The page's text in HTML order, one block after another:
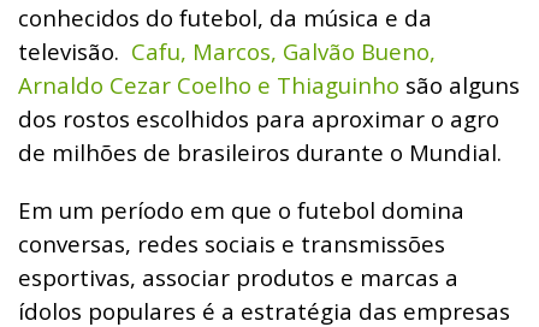
conhecidos do futebol, da música e da
televisão. Cafu, Marcos, Galvão Bueno,
Arnaldo Cezar Coelho e Thiaguinho são alguns
dos rostos escolhidos para aproximar o agro
de milhões de brasileiros durante o Mundial.
Em um período em que o futebol domina
conversas, redes sociais e transmissões
esportivas, associar produtos e marcas a
ídolos populares é a estratégia das empresas